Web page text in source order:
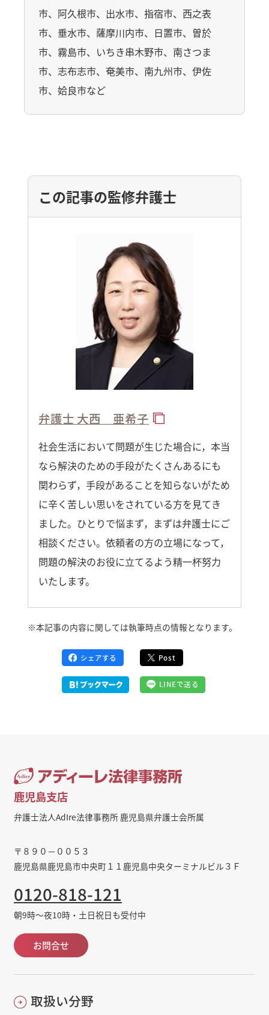
市、阿久根市、出水市、指宿市、西之表
市、垂水市、薩摩川内市、日置市、曽於
市、霧島市、いちき串木野市、南さつま
市、志布志市、奄美市、南九州市、伊佐
市、姶良市など
この記事の監修弁護士
弁護士 大西 亜希子
社会生活において問題が生じた場合に，本当
なら解決のための手段がたくさんあるにも
関わらず，手段があることを知らないがため
に辛く苦しい思いをされている方を見てき
ました。ひとりで悩まず，まずは弁護士にご
相談ください。依頼者の方の立場になって，
問題の解決のお役に立てるよう精一杯努力
いたします。
※本記事の内容に関しては執筆時点の情報となります。
シェアする Post
LINEで送る
鹿児島支店
弁護士法人AdIre法律事務所 鹿児島県弁護士会所属
〒８９０－００５３
鹿児島県鹿児島市中央町１１鹿児島中央ターミナルビル３Ｆ
0120-818-121
朝9時～夜10時・土日祝日も受付中
お問合せ
取扱い分野